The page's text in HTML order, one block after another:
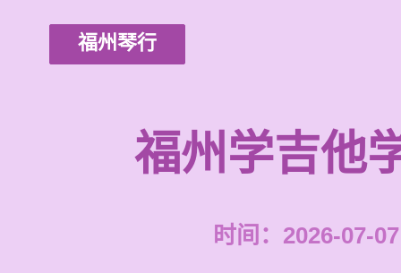
福州琴行
福州学吉他
时间：2026-07-